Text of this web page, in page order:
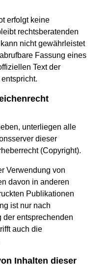
erfolgt keine
rechtsberatenden
nicht gewährleistet
Fassung eines
Text der
unterliegen alle
dieser
(Copyright).
Verwendung von
davon in anderen
Publikationen
ist nur nach
der entsprechenden
auch die
Inhalten dieser